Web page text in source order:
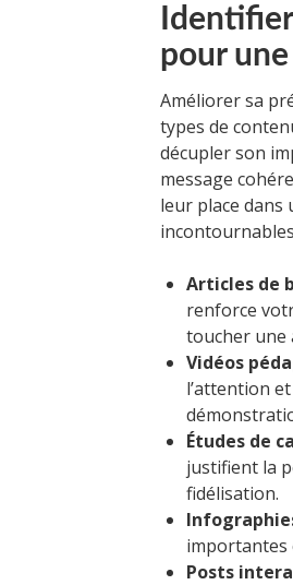
pour
Améliorer sa
types de
décupler son
message
leur place dans
Articles de
renforce
toucher une
Vidéos
l’attention
Études de
justifient la
fidélisation.
importantes
Posts